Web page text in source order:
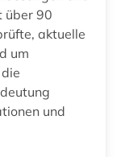
über 90
aktuelle
um
und